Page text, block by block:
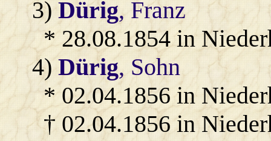
3)Dürig, Franz
* 28.08.1854 in
4)Dürig, Sohn
* 02.04.1856 in
† 02.04.1856 in